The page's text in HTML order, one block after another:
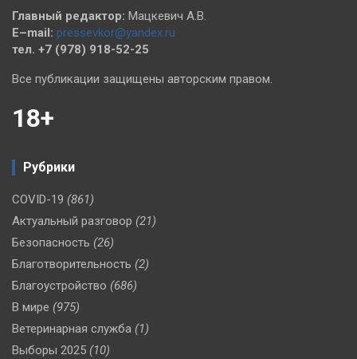
Главный редактор: Мацкевич А.В.
E–mail: pressevkor@yandex.ru
тел. +7 (978) 918-52-25
Все публикации защищены авторским правом.
18+
Рубрики
COVID-19 (861)
Актуальный разговор (21)
Безопасность (26)
Благотворительность (2)
Благоустройство (686)
В мире (975)
Ветеринарная служба (1)
Выборы 2025 (10)